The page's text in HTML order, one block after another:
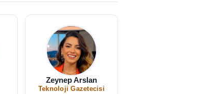
Zeynep Arslan
Teknoloji Gazetecisi